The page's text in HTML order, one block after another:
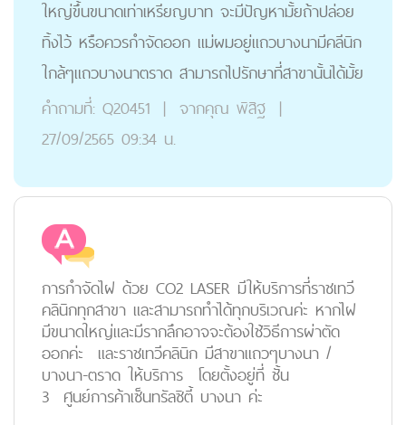
ใหญ่ขึ้นขนาดเท่าเหรียญบาท จะมีปัญหามั้ยถ้าปล่อย
ทิ้งไว้ หรือควรกำจัดออก แม่ผมอยู่แถวบางนามีคลีนิก
ใกล้ๆแถวบางนาตราด สามารถไปรักษาที่สาขานั้นได้มั้ย
คำถามที่: Q20451 | จากคุณ พิสิฐ |
27/09/2565 09:34 น.
การกำจัดไฝ ด้วย CO2 LASER มีให้บริการที่ราชเทวี
คลินิกทุกสาขา และสามารถทำได้ทุกบริเวณค่ะ หากไฝ
มีขนาดใหญ่และมีรากลึกอาจจะต้องใช้วิธีการผ่าตัด
ออกค่ะ และราชเทวีคลินิก มีสาขาแถวๆบางนา /
บางนา-ตราด ให้บริการ โดยตั้งอยู่ที่ ชั้น
3 ศูนย์การค้าเซ็นทรัลซิตี้ บางนา ค่ะ